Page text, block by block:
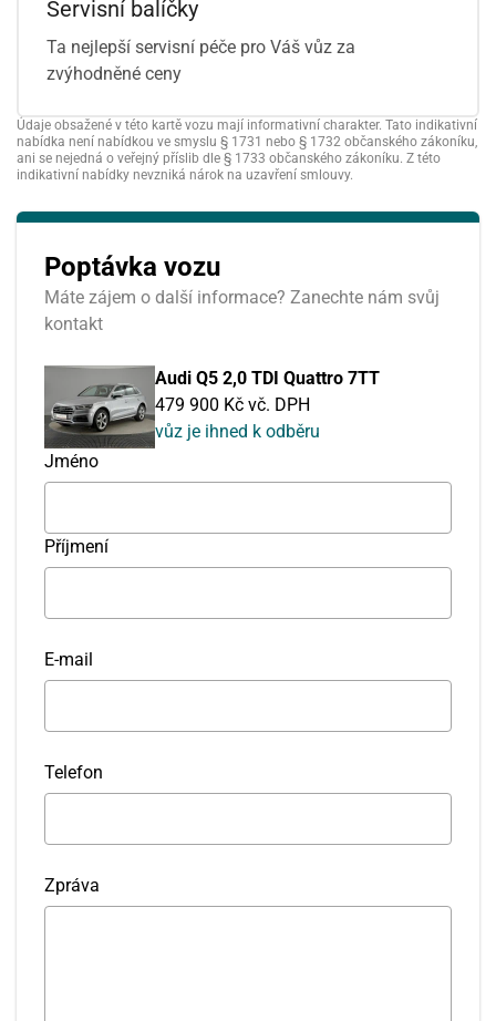
Servisní balíčky
Ta nejlepší servisní péče pro Váš vůz za
zvýhodněné ceny
Údaje obsažené v této kartě vozu mají informativní charakter. Tato indikativní
nabídka není nabídkou ve smyslu § 1731 nebo § 1732 občanského zákoníku,
ani se nejedná o veřejný příslib dle § 1733 občanského zákoníku. Z této
indikativní nabídky nevzniká nárok na uzavření smlouvy.
Poptávka vozu
Máte zájem o další informace? Zanechte nám svůj
kontakt
Audi Q5 2,0 TDI Quattro 7TT
479 900 Kč vč. DPH
vůz je ihned k odběru
Jméno
Příjmení
E-mail
Telefon
Zpráva